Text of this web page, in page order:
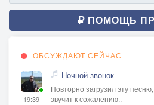
ПОМОЩЬ
ОБСУЖДАЮТ СЕЙЧАС
19:39
Ночной звонок
Повторно загрузил эту
звучит к сожалению..